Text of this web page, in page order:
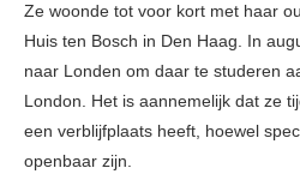
Ze woonde tot voor kort met haar
Huis ten Bosch in Den Haag. In
naar Londen om daar te studeren
London. Het is aannemelijk dat ze
een verblijfplaats heeft, hoewel
openbaar zijn.